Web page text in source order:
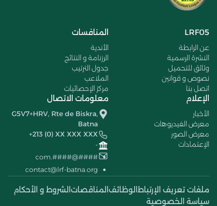
LRF05
عن الرابطة
النشرة الرسمية
وثائق للتحميل
نصوص و قوانين
اتصل بنا
المنافسات
الأندية
الرزنامة و النتائج
جدول الترتيب
الملاعب
مركز الإحصائيات
الإعلام
الأخبار
معرض الفيديوهات
معرض الصور
الإعتمادات
معلومات الاتصال
G5V7+HRV, Rte de Biskra,
Batna
+213 (0) XX XXX XXX
-
####@####.com
contact@lrf-batna.org
ملفات تعريف الإرتباط الوظائف المناقصات الشروط و الأحكام
سياسة الخصوصية